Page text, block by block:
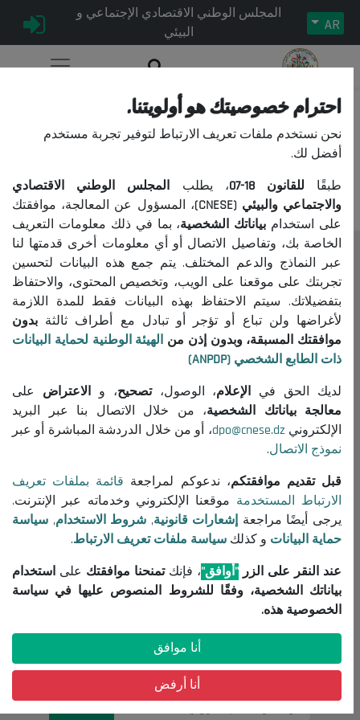
AR
المجلس الوطني الاقتصادي الإجتماعي و
البيئي
عذراً، لا يمكنكم الوصول إلى هذا
المجلس
حول المجلس
الرئيس
التنظيم
جميع المنشورات
معلومات مفيدة
إعلانات مناقصات واستشارات
إشعارات قانونية
شروط الاستخدام
سياسة حماية البيانات
سياسة ملفات تعريف الارتباط
تواصل معنا
(+213) 021 98 01 00|01|02
contact@cnese.dz
اقتراحات أو مبادرات
سجلوا و كونوا على اطلاع بآخر أخبار المجلس
التسجيل
احترام خصوصيتك هو أولويتنا.
نحن نستخدم ملفات تعريف الارتباط لتوفير تجربة مستخدم
أفضل لك.
طبقًا للقانون 18-07 ، يطلب المجلس الوطني الاقتصادي
والاجتماعي والبيئي (CNESE)
، المسؤول عن المعالجة، موافقتك
على استخدام بياناتك الشخصية، بما في ذلك معلومات التعريف
الخاصة بك، وتفاصيل الاتصال أو أي معلومات أخرى قدمتها لنا
عبر النماذج والدعم المختلف. يتم جمع هذه البيانات لتحسين
تجربتك على موقعنا على الويب، وتخصيص المحتوى، والاحتفاظ
بتفضيلاتك. سيتم الاحتفاظ بهذه البيانات فقط للمدة اللازمة
لأغراضها ولن تباع أو تؤجر أو تبادل مع أطراف ثالثة بدون
موافقتك المسبقة، وبدون إذن من الهيئة الوطنية لحماية البيانات
ذات الطابع الشخصي (ANPDP)
لديك الحق في الإعلام، الوصول،تصحيح، والاعتراض على
معالجة بياناتك الشخصية، من خلال الاتصال بنا عبر البريد
الإلكترونيdpo@cnese.dz، أو من خلال الدردشة المباشرة أو عبر
نموذج الاتصال.
قبل تقديم موافقتكم، ندعوكم لمراجعة قائمة بملفات تعريف
الارتباط المستخدمة موقعنا الإلكتروني وخدماته عبر الإنترنت.
يرجى أيضًا مراجعة إشعارات قانونية, شروط الاستخدام, سياسة
حماية البيانات و كذلك سياسة ملفات تعريف الارتباط.
عند النقر على الزر "أوافق"، فإنكتمنحنا موافقتك على استخدام
بياناتك الشخصية، وفقًا للشروط المنصوص عليها في سياسة
الخصوصية هذه.
أنا موافق
أنا أرفض